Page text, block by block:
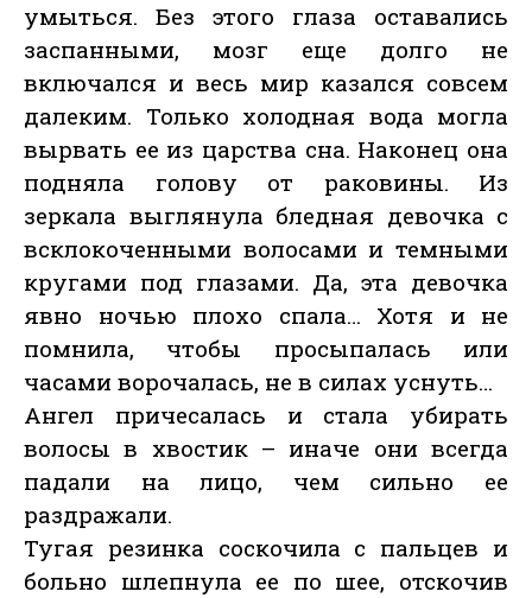
умыться. Без этого глаза оставались
заспанными, мозг еще долго не
включался и весь мир казался совсем
далеким. Только холодная вода могла
вырвать ее из царства сна. Наконец она
подняла голову от раковины. Из
зеркала выглянула бледная девочка с
всклокоченными волосами и темными
кругами под глазами. Да, эта девочка
явно ночью плохо спала… Хотя и не
помнила, чтобы просыпалась или
часами ворочалась, не в силах уснуть…
Ангел причесалась и стала убирать
волосы в хвостик – иначе они всегда
падали на лицо, чем сильно ее
раздражали.
Тугая резинка соскочила с пальцев и
больно шлепнула ее по шее, отскочив